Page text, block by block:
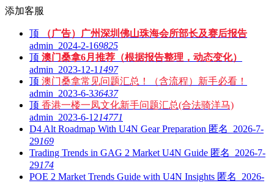
添加客服
顶
（广告）广州深圳佛山珠海会所部长及赛后报告
admin 2024-2-169825
顶 澳门桑拿6月推荐（根据报告整理，动态变化）
admin 2023-12-1 1497
顶 澳门桑拿常见问题汇总！（含流程）新手必看！
admin 2023-6-336437
顶 香港一楼一凤文化新手问题汇总(合法骑洋马)
admin 2023-6-1214771
D4 Alt Roadmap With U4N Gear Preparation 匿名 2026-7-
29169
Trading Trends in GAG 2 Market U4N Guide 匿名 2026-7-
29174
POE 2 Market Trends Guide with U4N Insights 匿名 2026-